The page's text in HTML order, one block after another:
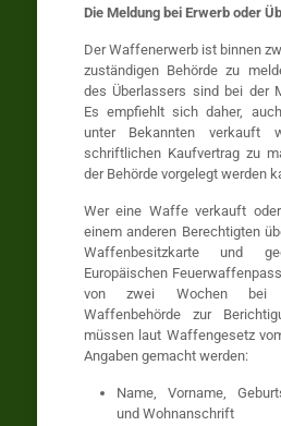
Die Meldung bei Erwerb oder
Der Waffenerwerb ist binnen
zuständigen Behörde zu
des Überlassers sind bei der
Es empfiehlt sich daher,
unter Bekannten verkauft
schriftlichen Kaufvertrag zu
der Behörde vorgelegt werden
Wer eine Waffe verkauft
einem anderen Berechtigten
Waffenbesitzkarte und
Europäischen
von zwei Wochen bei
Waffenbehörde zur
müssen laut Waffengesetz
Angaben gemacht werden:
Name, Vorname,
und Wohnanschrift